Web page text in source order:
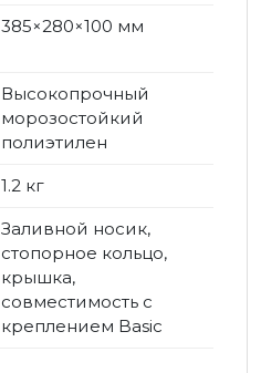
385×280×100 мм
Высокопрочный
морозостойкий
полиэтилен
1.2 кг
Заливной носик,
стопорное кольцо,
крышка,
совместимость с
креплением Basic